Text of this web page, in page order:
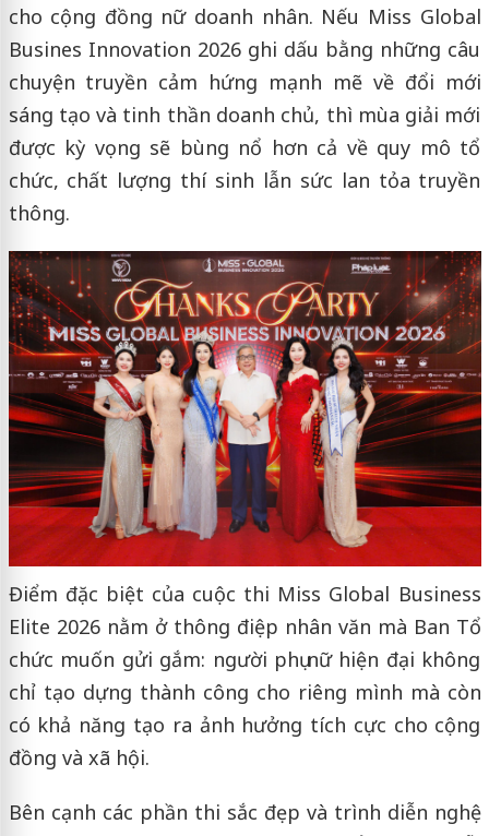
cho cộng đồng nữ doanh nhân. Nếu Miss Global
Busines Innovation 2026 ghi dấu bằng những câu
chuyện truyền cảm hứng mạnh mẽ về đổi mới
sáng tạo và tinh thần doanh chủ, thì mùa giải mới
được kỳ vọng sẽ bùng nổ hơn cả về quy mô tổ
chức, chất lượng thí sinh lẫn sức lan tỏa truyền
thông.
Điểm đặc biệt của cuộc thi Miss Global Business
Elite 2026 nằm ở thông điệp nhân văn mà Ban Tổ
chức muốn gửi gắm: người phụ nữ hiện đại không
chỉ tạo dựng thành công cho riêng mình mà còn
có khả năng tạo ra ảnh hưởng tích cực cho cộng
đồng và xã hội.
Bên cạnh các phần thi sắc đẹp và trình diễn nghệ